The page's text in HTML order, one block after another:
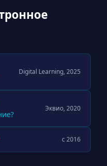
Digital Learning, 2025
Эквио, 2020
с 2016